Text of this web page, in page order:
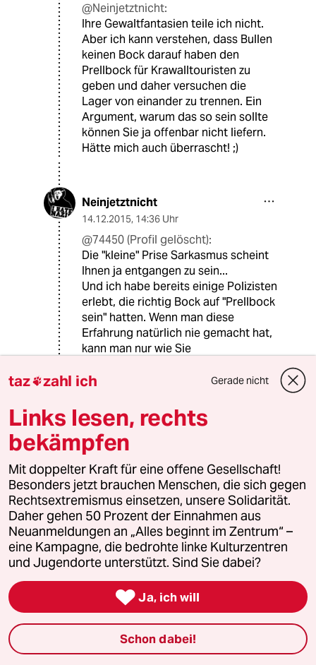
@Neinjetztnicht:
Ihre Gewaltfantasien teile ich nicht.
Aber ich kann verstehen, dass Bullen
keinen Bock darauf haben den
Prellbock für Krawalltouristen zu
geben und daher versuchen die
Lager von einander zu trennen. Ein
Argument, warum das so sein sollte
können Sie ja offenbar nicht liefern.
Hätte mich auch überrascht! ;)
Neinjetztnicht
14.12.2015, 14:36 Uhr
@74450 (Profil gelöscht):
Die "kleine" Prise Sarkasmus scheint
Ihnen ja entgangen zu sein...
Und ich habe bereits einige Polizisten
erlebt, die richtig Bock auf "Prellbock
sein" hatten. Wenn man diese
Erfahrung natürlich nie gemacht hat,
kann man nur wie Sie
7G 74450 (Profil gelöscht)
14.12.2015
@Neinjetztnicht:
Es ist nichts dagegen einzuwenden,
wenn manchen Menschen auch ein
Scheißjob Spaß macht. Um einen
Großen der deutschen
Unterhaltungsbranche zu zitieren:
"Polizei darf das!"
Hat mal jemand nachgefragt, welcher Art
Verletzungen die Polizeibeamten erlitten?
taz zahl ich Gerade nicht
Links lesen, rechts
bekämpfen
Mit doppelter Kraft für eine offene Gesellschaft!
Besonders jetzt brauchen Menschen, die sich gegen
Rechtsextremismus einsetzen, unsere Solidarität.
Daher gehen 50 Prozent der Einnahmen aus
Neuanmeldungen an „Alles beginnt im Zentrum“ –
eine Kampagne, die bedrohte linke Kulturzentren
und Jugendorte unterstützt. Sind Sie dabei?
 Ja, ich will
Schon dabei!